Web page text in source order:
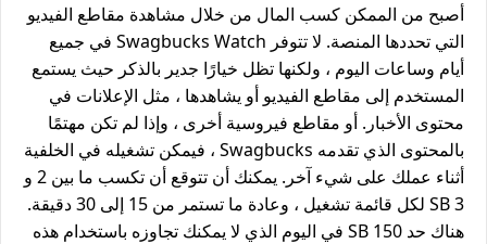
أصبح من الممكن كسب المال من خلال مشاهدة مقاطع الفيديو
التي تحددها المنصة. لا تتوفر Swagbucks Watch في جميع
أيام وساعات اليوم ، ولكنها تظل خيارًا جدير بالذكر حيث يستمع
المستخدم إلى مقاطع الفيديو أو يشاهدها ، مثل الإعلانات في
محتوى الأخبار. أو مقاطع فيروسية أخرى ، وإذا لم تكن مهتمًا
بالمحتوى الذي تقدمه Swagbucks ، فيمكن تشغيله في الخلفية
أثناء عملك على شيء آخر. يمكنك أن تتوقع أن تكسب ما بين 2 و
3 SB لكل قائمة تشغيل ، وعادة ما تستمر من 15 إلى 30 دقيقة.
هناك حد 150 SB في اليوم الذي لا يمكنك تجاوزه باستخدام هذه